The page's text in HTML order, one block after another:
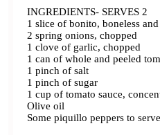
INGREDIENTS- SERVES 2
1 slice of bonito, boneless
2 spring onions, chopped
1 clove of garlic, chopped
1 can of whole and peeled
1 pinch of salt
1 pinch of sugar
1 cup of tomato sauce,
Olive oil
Some piquillo peppers to